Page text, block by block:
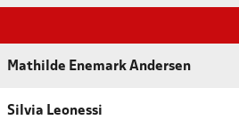
Mathilde Enemark Andersen
Silvia Leonessi